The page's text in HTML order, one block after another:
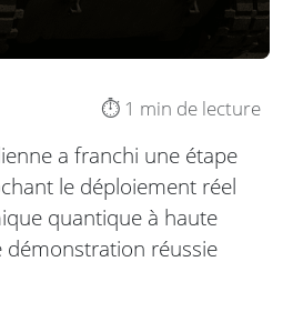
⏱️ 1 min de lecture
a franchi une étape
le déploiement réel
quantique à haute
démonstration réussie